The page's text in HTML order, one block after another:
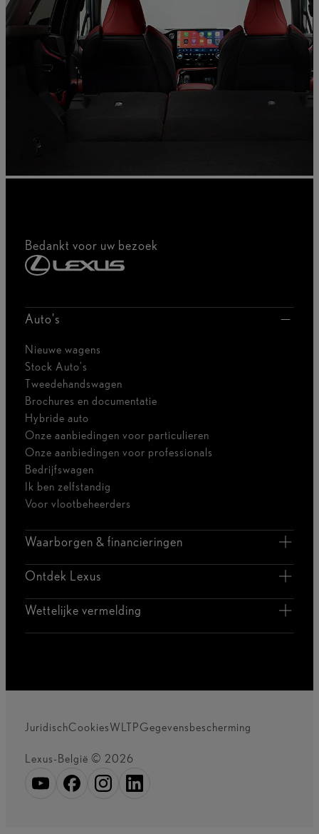
Bedankt voor uw bezoek
Auto's
Nieuwe wagens
Stock Auto's
Tweedehandswagen
Brochures en documentatie
Hybride auto
Onze aanbiedingen voor particulieren
Onze aanbiedingen voor professionals
Bedrijfswagen
Ik ben zelfstandig
Voor vlootbeheerders
Waarborgen & financieringen
Ontdek Lexus
Wettelijke vermelding
JuridischCookiesWLTPGegevensbescherming
Lexus-België © 2026